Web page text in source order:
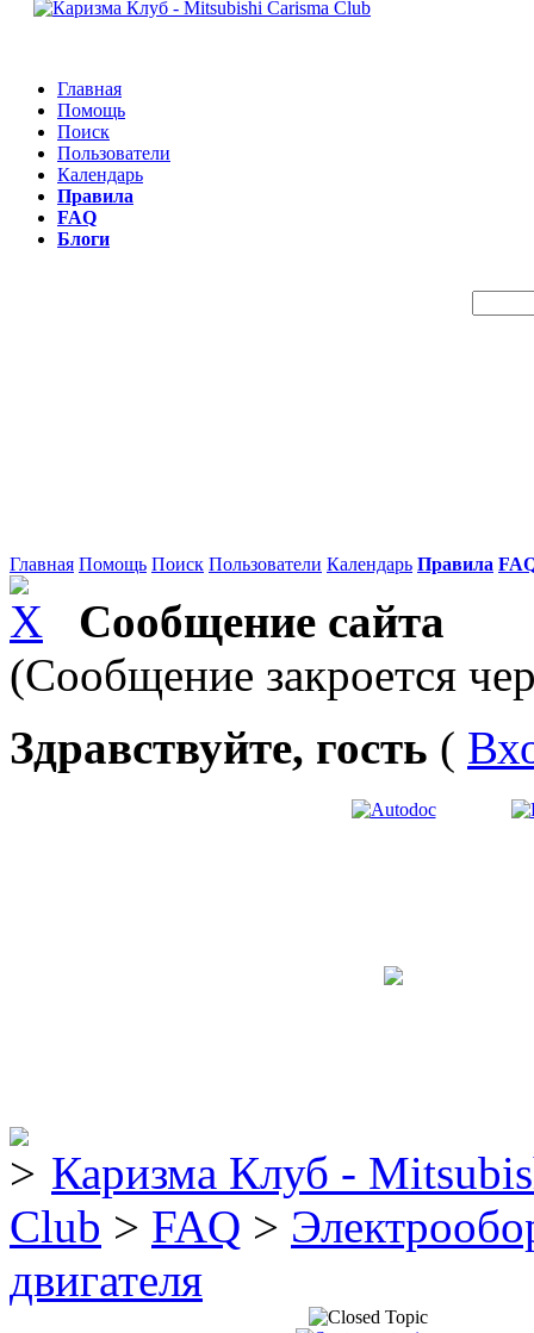
Главная
Помощь
Поиск
Пользователи
Календарь
Правила
FAQ
Блоги
Главная Помощь Поиск Пользователи Календарь Правила
Сообщение сайта
(Сообщение закроется
Здравствуйте, гость (
Каризма Клуб -
Club > FAQ >
двигателя